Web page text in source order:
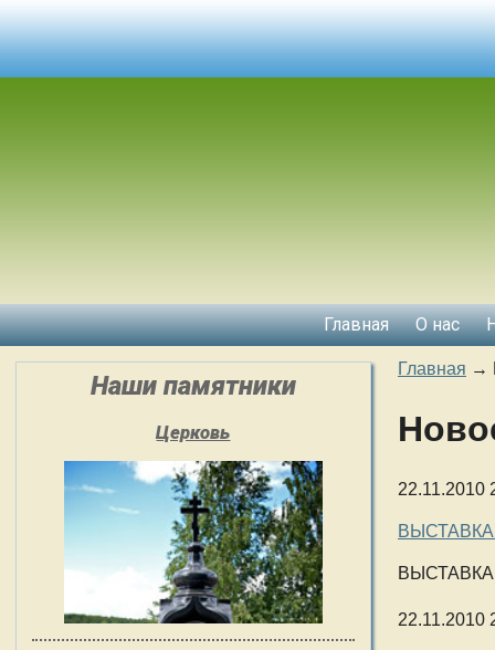
Главная О нас
Наши памятники
Церковь
Главная →
22.11.2010
22.11.2010